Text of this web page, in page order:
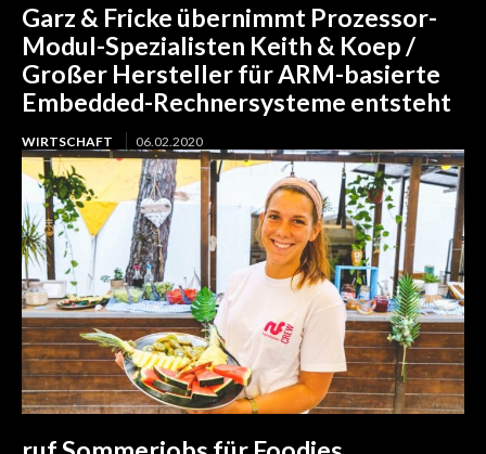
Garz & Fricke übernimmt Prozessor-
Modul-Spezialisten Keith & Koep /
Großer Hersteller für ARM-basierte
Embedded-Rechnersysteme entsteht
WIRTSCHAFT 06.02.2020